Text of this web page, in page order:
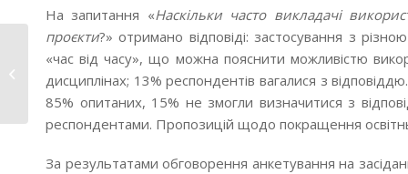
На запитання «Наскільки часто викладачі
проєкти?» отримано відповіді: застосування з
«час від часу», що можна пояснити можливістю
дисциплінах; 13% респондентів вагалися з
85% опитаних, 15% не змогли визначитися з
респондентами. Пропозицій щодо покращення
За результатами обговорення анкетування на
Студенти
Університету Туган-
Барановського...